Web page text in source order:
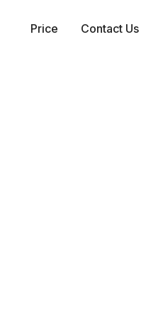
Price Contact Us